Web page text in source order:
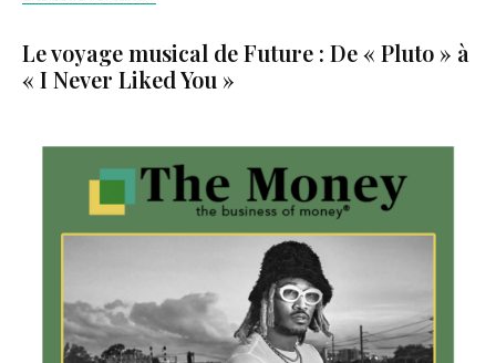
Le voyage musical de Future : De « Pluto » à
« I Never Liked You »